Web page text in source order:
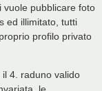
vuole pubblicare foto
ed illimitato, tutti
profilo privato
4. raduno valido